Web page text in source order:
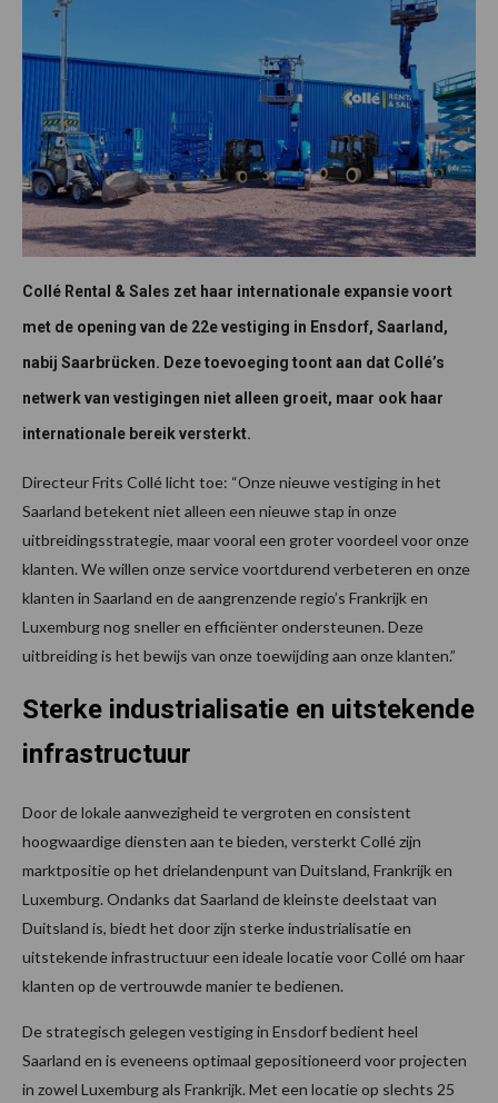
Collé Rental & Sales zet haar internationale expansie voort
met de opening van de 22e vestiging in Ensdorf, Saarland,
nabij Saarbrücken. Deze toevoeging toont aan dat Collé’s
netwerk van vestigingen niet alleen groeit, maar ook haar
internationale bereik versterkt.
Directeur Frits Collé licht toe: “Onze nieuwe vestiging in het
Saarland betekent niet alleen een nieuwe stap in onze
uitbreidingsstrategie, maar vooral een groter voordeel voor onze
klanten. We willen onze service voortdurend verbeteren en onze
klanten in Saarland en de aangrenzende regio’s Frankrijk en
Luxemburg nog sneller en efficiënter ondersteunen. Deze
uitbreiding is het bewijs van onze toewijding aan onze klanten.”
Sterke industrialisatie en uitstekende
infrastructuur
Door de lokale aanwezigheid te vergroten en consistent
hoogwaardige diensten aan te bieden, versterkt Collé zijn
marktpositie op het drielandenpunt van Duitsland, Frankrijk en
Luxemburg. Ondanks dat Saarland de kleinste deelstaat van
Duitsland is, biedt het door zijn sterke industrialisatie en
uitstekende infrastructuur een ideale locatie voor Collé om haar
klanten op de vertrouwde manier te bedienen.
De strategisch gelegen vestiging in Ensdorf bedient heel
Saarland en is eveneens optimaal gepositioneerd voor projecten
in zowel Luxemburg als Frankrijk. Met een locatie op slechts 25